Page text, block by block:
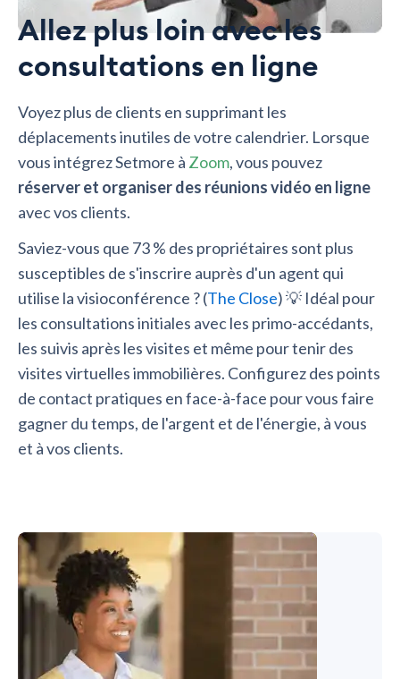
Allez plus loin avec les
consultations en ligne
Voyez plus de clients en supprimant les
déplacements inutiles de votre calendrier. Lorsque
vous intégrez Setmore à Zoom, vous pouvez
réserver et organiser des réunions vidéo en ligne
avec vos clients.
Saviez-vous que 73 % des propriétaires sont plus
susceptibles de s'inscrire auprès d'un agent qui
utilise la visioconférence ? (The Close) 💡 Idéal pour
les consultations initiales avec les primo-accédants,
les suivis après les visites et même pour tenir des
visites virtuelles immobilières. Configurez des points
de contact pratiques en face-à-face pour vous faire
gagner du temps, de l'argent et de l'énergie, à vous
et à vos clients.